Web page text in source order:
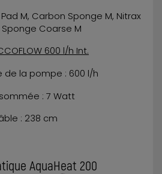
M, Carbon Sponge M, Nitrax
Sponge Coarse M
600 l/h Int.
de la pompe : 600 l/h
: 7 Watt
: 238 cm
AquaHeat 200